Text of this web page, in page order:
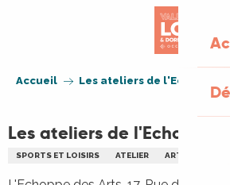
Accueil Les ateliers de l'Echoppe
Les ateliers de l'Echoppe
SPORTS ET LOISIRS ATELIER ARTISANAT